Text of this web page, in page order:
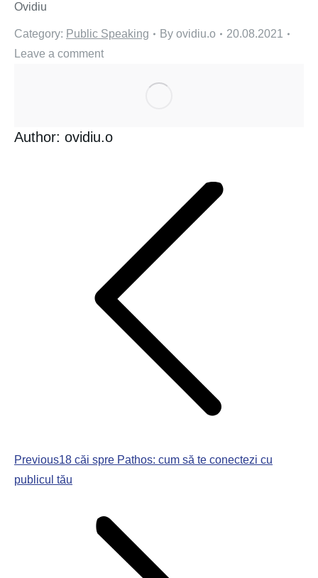
Ovidiu
Category: Public Speaking By ovidiu.o
20.08.2021
Leave a comment
Author: ovidiu.o
Previous18 căi spre Pathos: cum să te conectezi cu
publicul tău